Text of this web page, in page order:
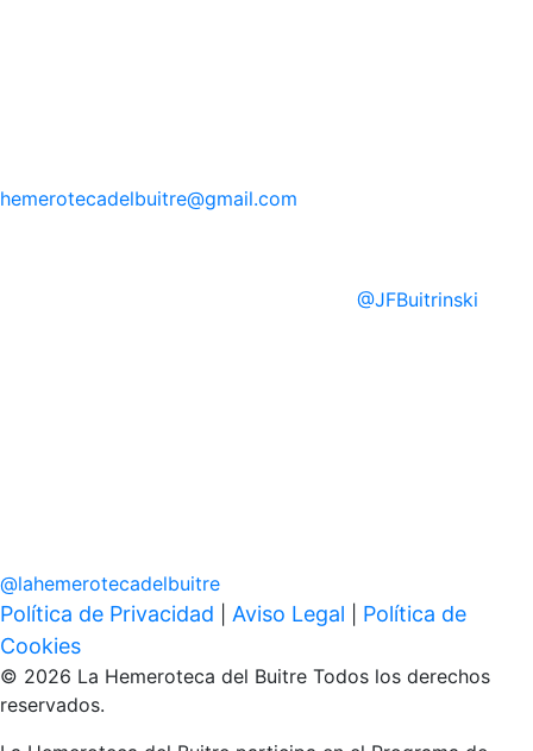
hemerotecadelbuitre@gmail.com
@JFBuitrinski
@lahemerotecadelbuitre
Política de Privacidad Aviso Legal
Política de
Cookies
© 2026 La Hemeroteca del Buitre Todos los derechos
reservados.